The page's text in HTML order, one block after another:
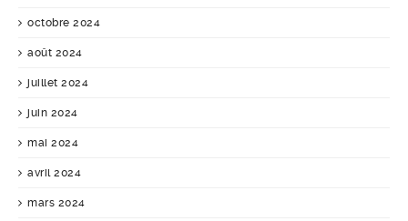
octobre 2024
août 2024
juillet 2024
juin 2024
mai 2024
avril 2024
mars 2024